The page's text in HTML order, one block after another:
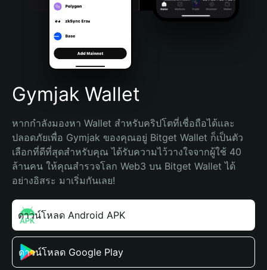
Português (Brasil)
Español (Argentina)
Gymjak Wallet
หากกำลังมองหา Wallet สำหรับคริปโตที่เชื่อถือได้และ
ปลอดภัยเพื่อ Gymjak ของคุณอยู่ Bitget Wallet ก็เป็นตัว
เลือกที่ดีที่สุดสำหรับคุณ ได้รับความไว้วางใจจากผู้ใช้ 40
ล้านคน ให้คุณสำรวจโลก Web3 บน Bitget Wallet ได้
อย่างอิสระ มาเริ่มกันเลย!
ดาวน์โหลด Android APK
ดาวน์โหลด Google Play